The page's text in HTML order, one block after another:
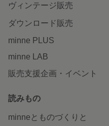
ヴィンテージ販売
ダウンロード販売
minne PLUS
minne LAB
販売支援企画・イベント
読みもの
minneとものづくりと